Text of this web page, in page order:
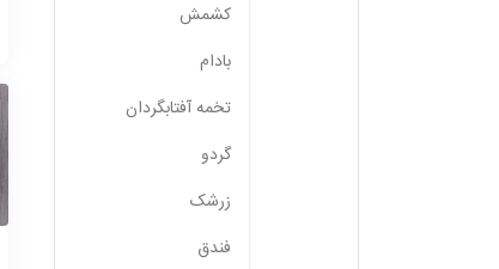
کشمش
بادام
تخمه آفتابگردان
گردو
زرشک
فندق